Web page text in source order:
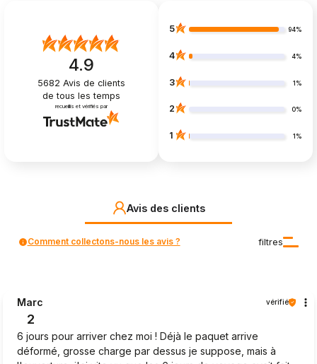
4.9
5682 Avis de clients
de tous les temps
recueillis et vérifiés par
5 94%
4 4%
3 1%
2 0%
1 1%
Avis des clients
filtres
Comment collectons-nous les avis ?
Marc vérifié
2
6 jours pour arriver chez moi ! Déjà le paquet arrive
déformé, grosse charge par dessus je suppose, mais à